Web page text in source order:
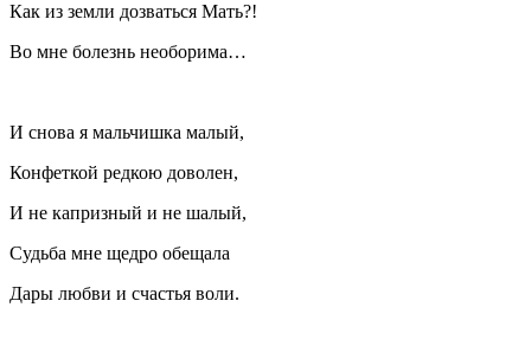
Как из земли дозваться Мать?!
Во мне болезнь необорима…
И снова я мальчишка малый,
Конфеткой редкою доволен,
И не капризный и не шалый,
Судьба мне щедро обещала
Дары любви и счастья воли.